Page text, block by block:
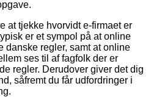
at tjekke hvorvidt e-firmaet er
er et sympol på at online
danske regler, samt at online
ses til af fagfolk der er
regler. Derudover giver det dig
såfremt du får udfordringer i